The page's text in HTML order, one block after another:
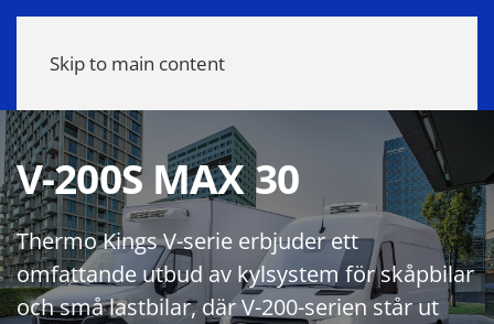
Skip to main content
V-200S MAX 30
Thermo Kings V-serie erbjuder ett
omfattande utbud av kylsystem för skåpbilar
och små lastbilar, där V-200-serien står ut